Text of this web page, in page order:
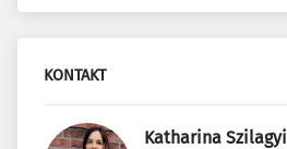
KONTAKT
Katharina Szilagyi